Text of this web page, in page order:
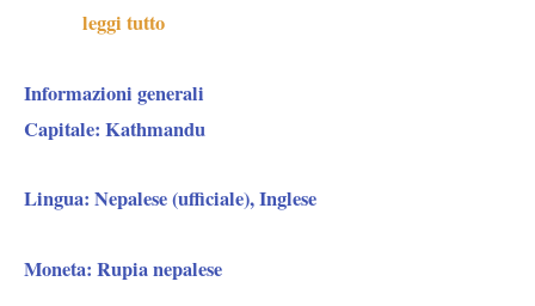
leggi tutto
Informazioni generali
Capitale: Kathmandu
Lingua: Nepalese (ufficiale), Inglese
Moneta: Rupia nepalese